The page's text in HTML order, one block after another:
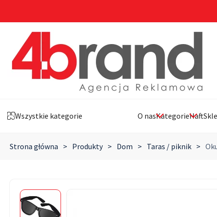
Wszystkie kategorie O nasKategorieHaft
Strona główna > Produkty > Dom > Taras / piknik >